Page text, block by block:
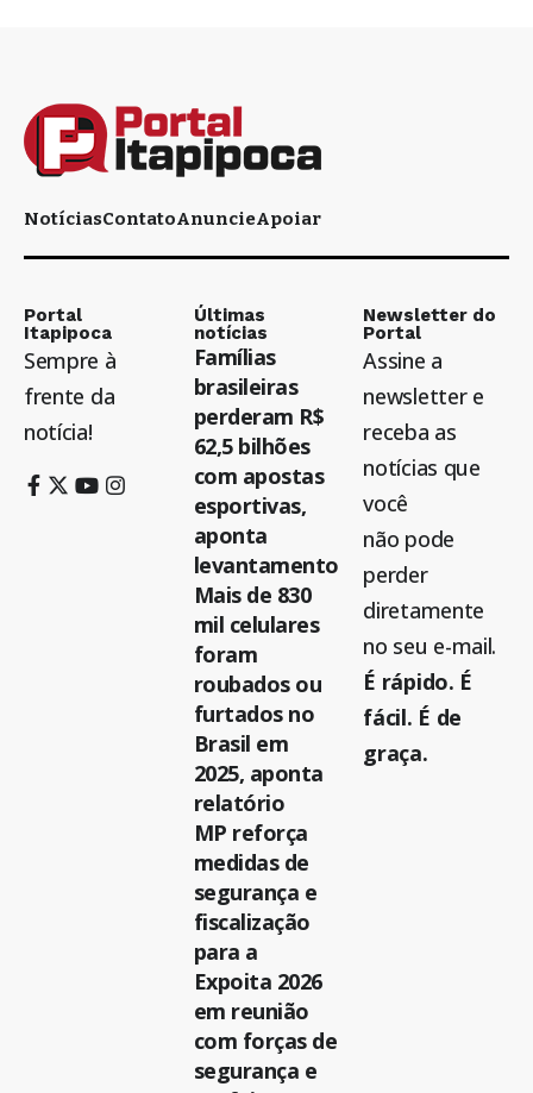
NotíciasContatoAnuncieApoiar
Portal
Itapipoca
Sempre à
frente da
notícia!
Últimas
notícias
Famílias
brasileiras
perderam R$
62,5 bilhões
com apostas
esportivas,
aponta
levantamento
Mais de 830
mil celulares
foram
roubados ou
furtados no
Brasil em
2025, aponta
relatório
MP reforça
medidas de
segurança e
fiscalização
para a
Expoita 2026
em reunião
com forças de
segurança e
Newsletter do
Portal
Assine a
newsletter e
receba as
notícias que
você
não pode
perder
diretamente
no seu e-mail.
É rápido. É
fácil. É de
graça.